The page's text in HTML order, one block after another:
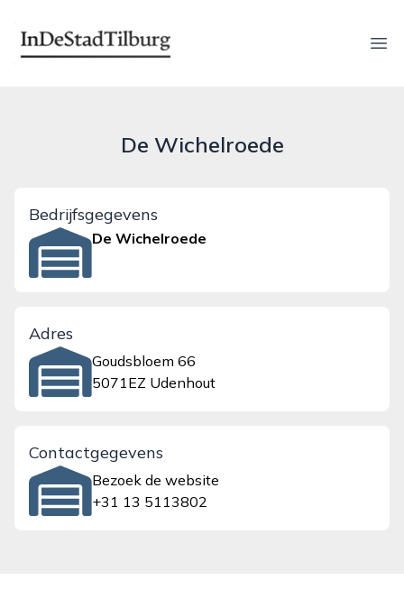
indestadtilburg.nl
De Wichelroede
Bedrijfsgegevens
De Wichelroede
Adres
Goudsbloem 66
5071EZ Udenhout
Contactgegevens
Bezoek de website
+31 13 5113802